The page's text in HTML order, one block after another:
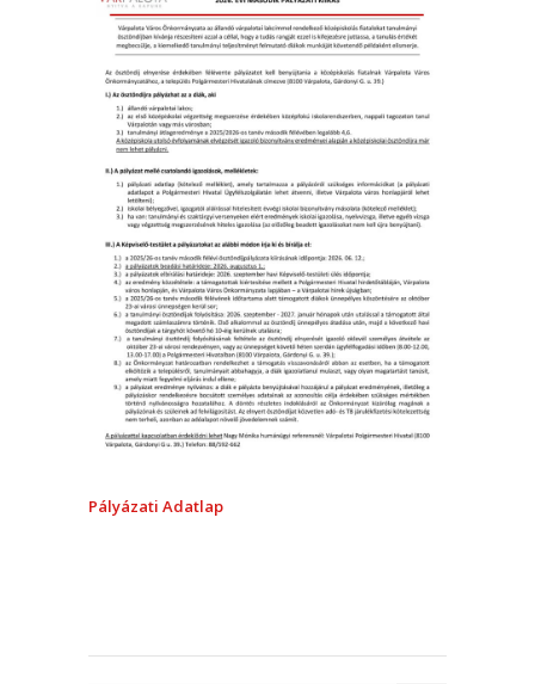
Pályázati Adatlap